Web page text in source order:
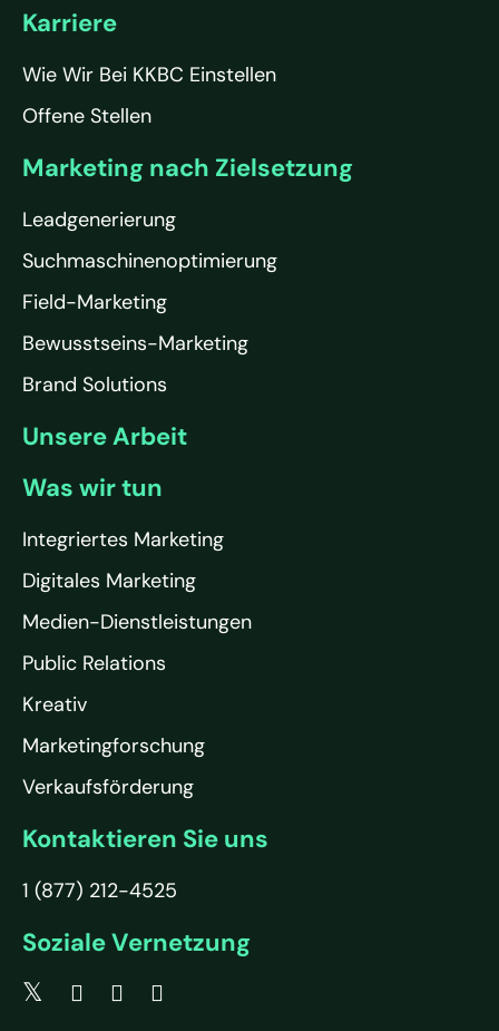
Karriere
Wie Wir Bei KKBC Einstellen
Offene Stellen
Marketing nach Zielsetzung
Leadgenerierung
Suchmaschinenoptimierung
Field-Marketing
Bewusstseins-Marketing
Brand Solutions
Unsere Arbeit
Was wir tun
Integriertes Marketing
Digitales Marketing
Medien-Dienstleistungen
Public Relations
Kreativ
Marketingforschung
Verkaufsförderung
Kontaktieren Sie uns
1 (877) 212-4525
Soziale Vernetzung